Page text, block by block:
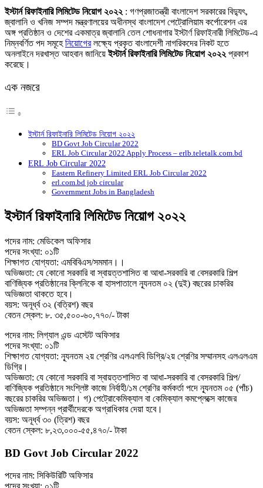
Link
Share
ইস্টার্ন রিফাইনারি লিমিটেড নিয়োগ ২০২২ : গণপ্রজাতন্ত্রী বাংলাদেশ সরকারের বিদ্যুৎ,
জ্বালানি ও খনিজ সম্পদ মন্ত্রণালয়ের অধীনস্থ বাংলাদেশ পেট্রোলিয়াম কর্পোরেশন এর
অঙ্গ প্রতিষ্ঠান ও দেশের একমাত্র জ্বালানি তেল শােধনাগার ইস্টার্ণ রিফাইনারী লিমিটেড-এ
নিম্নবর্ণিত পদ সমূহেনিয়ােগেরলক্ষ্যে প্রকৃত বাংলাদেশী নাগরিকদের নিকট হতে
অনলাইনে দরখাস্ত আহবান জানিয়েইস্টার্ন রিফাইনারি লিমিটেড নিয়োগ ২০২২ প্রকাশ
করেছে।
এক নজরে
ইস্টার্ন রিফাইনারি লিমিটেড নিয়োগ ২০২২
BD Govt Job Circular 2022
ERL Job Circular 2022 Apply Process – erlb.teletalk.com.bd
ERL Job Circular 2022
Eastern Refinery Limited ERL Job Circular 2022
erl.com.bd job circular
Government Jobs in Bangladesh
ইস্টার্ন রিফাইনারি লিমিটেড নিয়োগ ২০২২
পদের নাম: মেডিকেল অফিসার
পদের সংখ্যা: ০১টি
শিক্ষাগত যোগ্যতা: এমবিবিএস/সমমান।।
অভিজ্ঞতা: যে কোনাে সরকারি বা স্বায়ত্তশাসিত বা আধা-সরকারি বা বেসরকারি শিল্প
বাণিজ্যিক প্রতিষ্ঠানের ক্লিনিকে বা হাসপাতালে ন্যূনতম ০২ (দুই) বছরের চাকরির
অভিজ্ঞতা থাকতে হবে।
বয়স: অনূর্ধ্ব ৩২ (বত্রিশ) বছর
বেতন স্কেল: ৮. ৩৫,৫০০-৬০,৭৭০/- টাকা
পদের নাম: লিগ্যাল এন্ড এস্টেট অফিসার
পদের সংখ্যা: ০১টি
শিক্ষাগত যোগ্যতা: ন্যূনতম ২য় শ্রেণির এলএলবি ডিগ্রি/২য় শ্রেণির সম্মানসহ এলএলএম
ডিগ্রি।
অভিজ্ঞতা: যে কোনাে সরকারি বা স্বায়ত্তশাসিত বা আধা-সরকারি বা বেসরকারি শিল্প/
বাণিজ্যিক প্রতিষ্ঠানে সংশ্লিষ্ট কাজে নির্বাহী/১ম শ্রেণির কর্মকর্তা পদে ন্যূনতম ০৫ (পাঁচ)
বছরের চাকরির অভিজ্ঞতা। গ) পেট্রোকেমিক্যাল বা কেমিক্যাল কমপ্লেক্সে কাজের
অভিজ্ঞতা সম্পন্ন প্রার্থীদেরকে অগ্রাধিকার দেয়া হবে।
বয়স: অনূর্ধ্ব ৩০ (ত্রিশ) বছর
বেতন স্কেল: ৮,২৩,০০০-৫৫,৪৭০/- টাকা
BD Govt Job Circular 2022
পদের নাম: সিকিউরিটি অফিসার